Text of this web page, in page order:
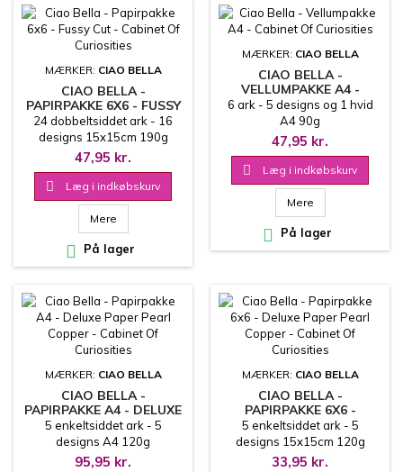
MÆRKER: CIAO BELLA
CIAO BELLA -
PAPIRPAKKE 6X6 - FUSSY
CUT - CABINET OF
CURIOSITIES
24 dobbeltsiddet ark - 16
designs 15x15cm 190g
47,95 kr.
 Læg i indkøbskurv
Mere
 På lager
MÆRKER: CIAO BELLA
CIAO BELLA -
VELLUMPAKKE A4 -
CABINET OF CURIOSITIES
6 ark - 5 designs og 1 hvid
A4 90g
47,95 kr.
 Læg i indkøbskurv
Mere
 På lager
MÆRKER: CIAO BELLA
CIAO BELLA -
PAPIRPAKKE A4 - DELUXE
PAPER PEARL COPPER -
CABINET OF CURIOSITIES
5 enkeltsiddet ark - 5
designs A4 120g
95,95 kr.
MÆRKER: CIAO BELLA
CIAO BELLA -
PAPIRPAKKE 6X6 -
DELUXE PAPER PEARL
COPPER - CABINET OF
CURIOSITIES
5 enkeltsiddet ark - 5
designs 15x15cm 120g
33,95 kr.